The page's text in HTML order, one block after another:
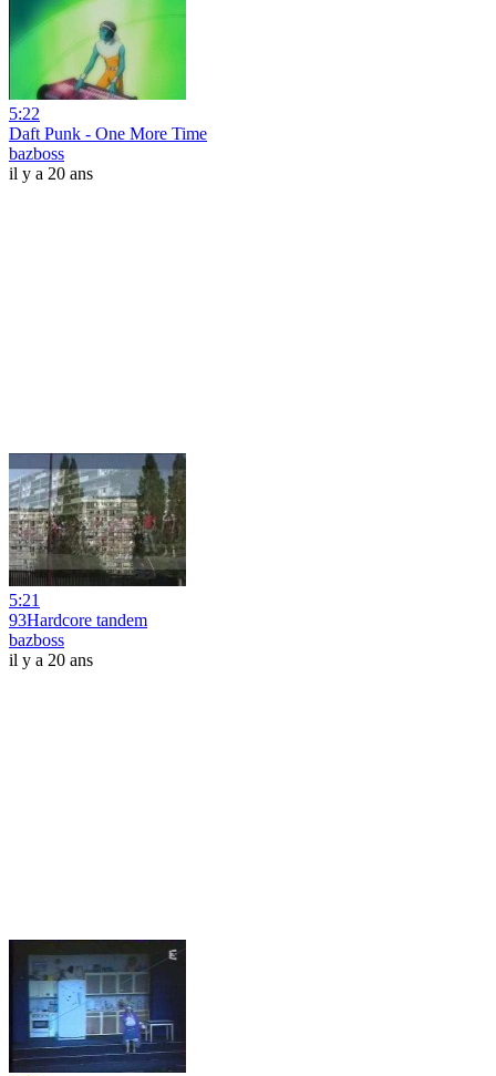
5:22
Daft Punk - One More Time
bazboss
il y a 20 ans
5:21
93Hardcore tandem
bazboss
il y a 20 ans